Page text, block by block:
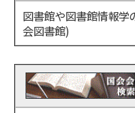
図書館や図書館情報
会図書館)